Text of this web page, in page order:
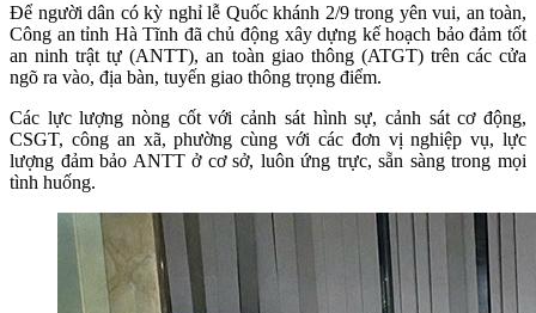
Để người dân có kỳ nghỉ lễ Quốc khánh 2/9 trong yên vui, an toàn,
Công an tỉnh Hà Tĩnh đã chủ động xây dựng kế hoạch bảo đảm tốt
an ninh trật tự (ANTT), an toàn giao thông (ATGT) trên các cửa
ngõ ra vào, địa bàn, tuyến giao thông trọng điểm.
Các lực lượng nòng cốt với cảnh sát hình sự, cảnh sát cơ động,
CSGT, công an xã, phường cùng với các đơn vị nghiệp vụ, lực
lượng đảm bảo ANTT ở cơ sở, luôn ứng trực, sẵn sàng trong mọi
tình huống.